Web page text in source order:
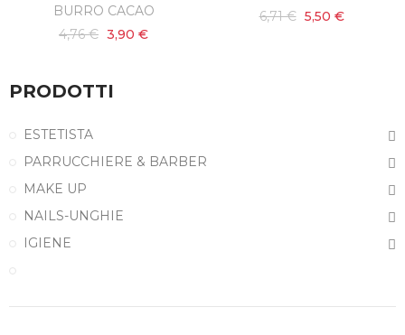
BURRO CACAO
4,76 € 3,90 €
6,71 € 5,50 €
PRODOTTI
ESTETISTA
PARRUCCHIERE & BARBER
MAKE UP
NAILS-UNGHIE
IGIENE